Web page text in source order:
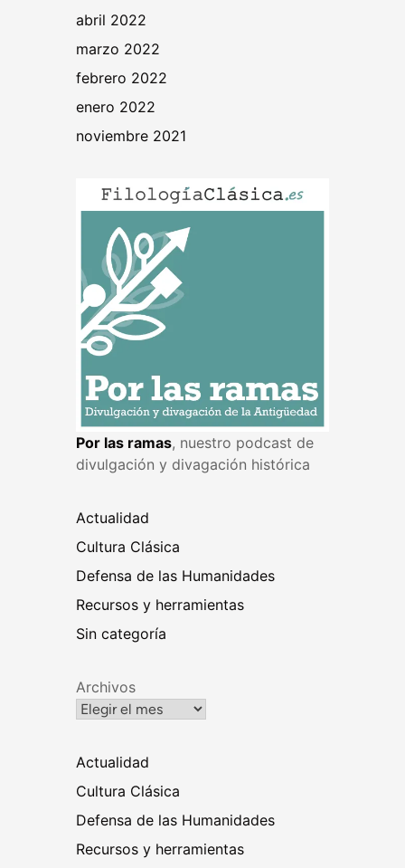
abril 2022
marzo 2022
febrero 2022
enero 2022
noviembre 2021
Por las ramas, nuestro podcast de
divulgación y divagación histórica
Actualidad
Cultura Clásica
Defensa de las Humanidades
Recursos y herramientas
Sin categoría
Archivos
Actualidad
Cultura Clásica
Defensa de las Humanidades
Recursos y herramientas